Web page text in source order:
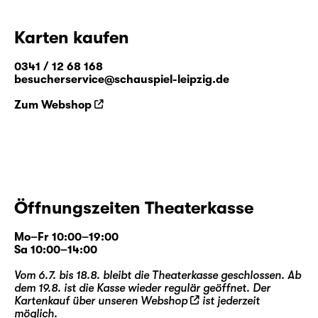
den Spiegeln“. Weit mehr als eine
Fortsetzung, entführt die Geschichte in eine
Welt voller Paradoxien, logisch-
skurriler Zeitgenossen.
nun zum mittlerweile neunten Streich aus —
und beleuchten eine der ganz großen Figuren
der Kinder- und Weltliteratur von ihrer zu
Unrecht unbekannteren (Spiegel-)Seite.
Karten kaufen
0341 / 12 68 168
besucherservice@schauspiel-leipzig.de
Zum Webshop
Öffnungszeiten Theaterkasse
Mo–Fr 10:00–19:00
Sa 10:00–14:00
Vom 6.7. bis 18.8. bleibt die Theaterkasse geschlossen. Ab
dem 19.8. ist die Kasse wieder regulär geöffnet. Der
Kartenkauf über unseren Webshop
ist jederzeit
möglich.